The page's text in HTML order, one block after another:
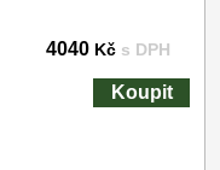
4040 Kč s DPH
Koupit